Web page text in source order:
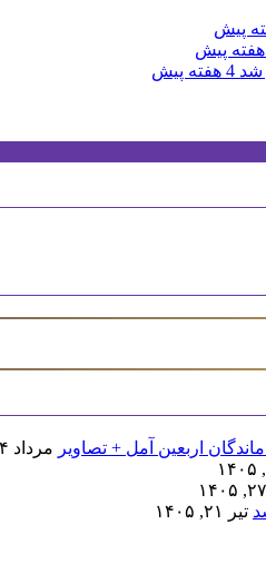
شد 4 هفته پیش
اربعین آمل + تصاویر مرداد ۱۴, ۱۴۰۵
تیر ۲۱, ۱۴۰۵